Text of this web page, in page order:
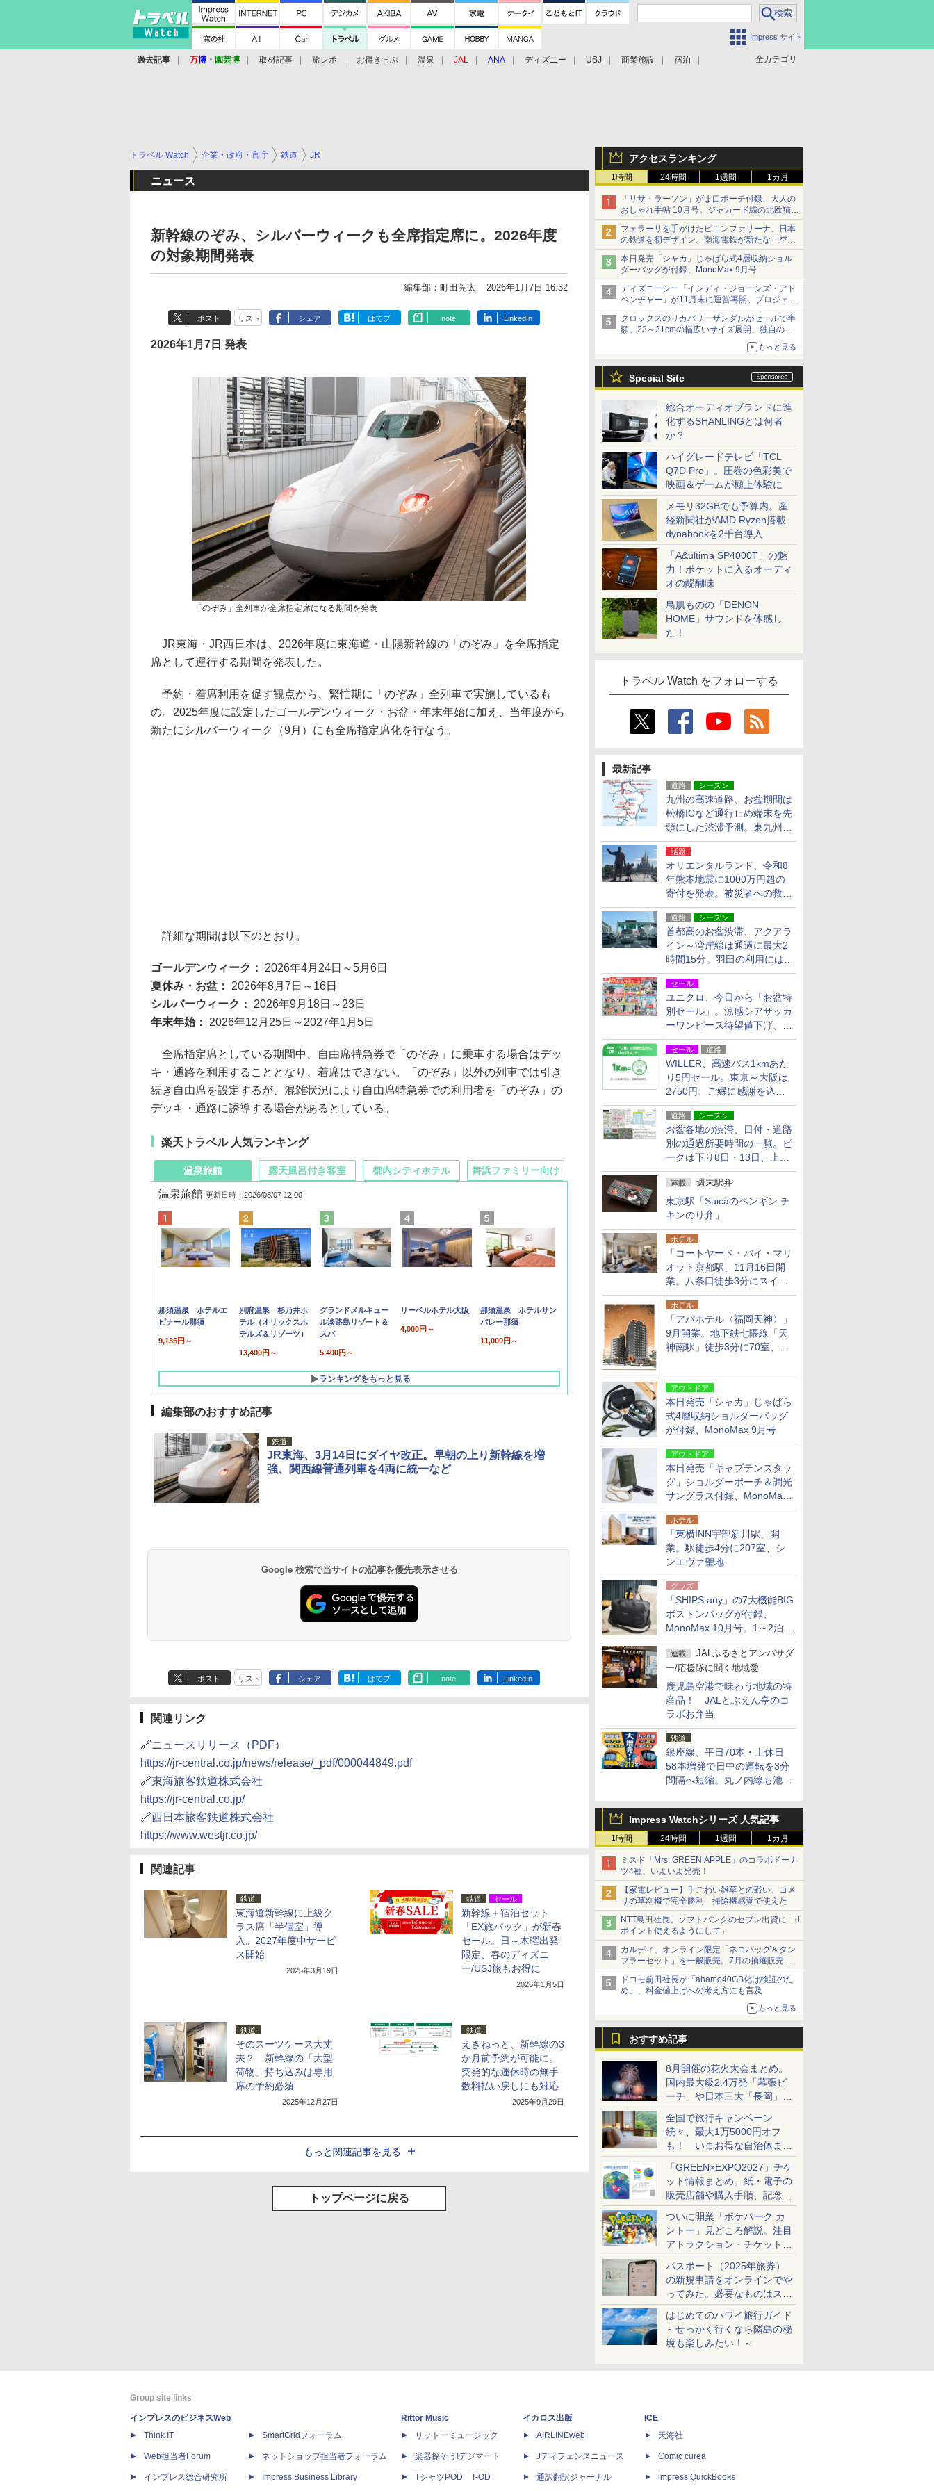
Impress サイト
全カテゴリ
過去記事 万博 ・ 園芸博 取材記事 旅レポ お得きっぷ 温泉 JAL ANA ディズニー USJ 商業施設 宿泊
アクセスランキング
1時間 24時間 1週間 1カ月
「リサ・ラーソン」がま口ポーチ付録、大人の
おしゃれ手帖 10月号。ジャカード織の北欧猫デ
ザイン
フェラーリを手がけたピニンファリーナ、日本
の鉄道を初デザイン。南海電鉄が新たな「空港
特急」をなにわ筋線へ導入
本日発売「シャカ」じゃばら式4層収納ショル
ダーバッグが付録、MonoMax 9月号
ディズニーシー「インディ・ジョーンズ・アド
ベンチャー」が11月末に運営再開。プロジェク
ションマッピングを追加、DPAは1500円
クロックスのリカバリーサンダルがセールで半
額。23～31cmの幅広いサイズ展開、独自のク
もっと見る
Special Site
総合オーディオブランドに進
化するSHANLINGとは何者
か？
ハイグレードテレビ「TCL
Q7D Pro」。圧巻の色彩美で
映画＆ゲームが極上体験に
メモリ32GBでも予算内。産
経新聞社がAMD Ryzen搭載
dynabookを2千台導入
「A&ultima SP4000T」の魅
力！ポケットに入るオーディ
オの醍醐味
鳥肌ものの「DENON
HOME」サウンドを体感し
た！
トラベル Watch をフォローする
最新記事
道路 シーズン
九州の高速道路、お盆期間は
松橋ICなど通行止め端末を先
頭にした渋滞予測。東九州道
への迂回は料金調整を実施
話題
オリエンタルランド、令和8
年熊本地震に1000万円超の
寄付を発表。被災者への救援
活動・復旧支援
道路 シーズン
首都高のお盆渋滞、アクアラ
イン～湾岸線は通過に最大2
時間15分。羽田の利用には
「空港西出口」の利用検討を
セール
ユニクロ、今日から「お盆特
別セール」。涼感シアサッカ
ーワンピース待望値下げ、撥
水ギアショーツは1990円に
セール 道路
WILLER、高速バス1kmあた
り5円セール。東京～大阪は
2750円、ご縁に感謝を込め
た20周年記念キャンペーン
道路 シーズン
お盆各地の渋滞、日付・道路
別の通過所要時間の一覧。ピ
ークは下り8日・13日、上り
14日・15日
連載 週末駅弁
東京駅「Suicaのペンギン チ
キンのり弁」
ホテル
「コートヤード・バイ・マリ
オット京都駅」11月16日開
業。八条口徒歩3分にスイー
ト含む全270室、ダイニング
も併設
ホテル
「アパホテル〈福岡天神〉」
9月開業。地下鉄七隈線「天
神南駅」徒歩3分に70室、エ
アウトドア
本日発売「シャカ」じゃばら
式4層収納ショルダーバッグ
が付録、MonoMax 9月号
アウトドア
本日発売「キャプテンスタッ
グ」ショルダーポーチ＆調光
サングラス付録、MonoMax
9月号増刊
ホテル
「東横INN宇部新川駅」開
業。駅徒歩4分に207室、シ
ンエヴァ聖地
グッズ
「SHIPS any」の7大機能BIG
ボストンバッグが付録、
MonoMax 10月号。1～2泊の
荷物、キャリーオンも可能
連載
JALふるさとアンバサダ
ー/応援隊に聞く地域愛
鹿児島空港で味わう地域の特
産品！ JALとぶえん亭のコ
ラボお弁当
鉄道
銀座線、平日70本・土休日
58本増発で日中の運転を3分
間隔へ短縮。丸ノ内線も池袋
Impress Watchシリーズ 人気記事
1時間 24時間 1週間 1カ月
ミスド「Mrs. GREEN APPLE」のコラボドーナ
ツ4種、いよいよ発売！
【家電レビュー】手ごわい雑草との戦い、コメ
リの草刈機で完全勝利 掃除機感覚で使えた
NTT島田社長、ソフトバンクのセブン出資に「d
ポイント使えるようにして」
カルディ、オンライン限定「ネコバッグ＆タン
ブラーセット」を一般販売。7月の抽選販売の
当選無効分
ドコモ前田社長が「ahamo40GB化は検証のた
め」、料金値上げへの考え方にも言及
もっと見る
おすすめ記事
8月開催の花火大会まとめ。
国内最大級2.4万発「幕張ビ
ーチ」や日本三大「長岡」な
ど大型イベント目白押し！
全国で旅行キャンペーン
続々、最大1万5000円オフ
も！ いまお得な自治体まと
め
「GREEN×EXPO2027」チケ
ット情報まとめ。紙・電子の
販売店舗や購入手順、記念チ
ケットも解説
ついに開業「ポケパーク カ
ントー」見どころ解説。注目
アトラクション・チケット手
配・来場前に必要な準備は？
パスポート（2025年旅券）
の新規申請をオンラインでや
ってみた。必要なものはスマ
ホとマイナカードのみ
はじめてのハワイ旅行ガイド
～せっかく行くなら隣島の秘
境も楽しみたい！～
トラベル Watch 企業・政府・官庁 鉄道 JR
ニュース
新幹線のぞみ、シルバーウィークも全席指定席に。2026年度
の対象期間発表
編集部：町田莞太 2026年1月7日 16:32
ポスト リスト シェア はてブ note LinkedIn
2026年1月7日 発表
「のぞみ」全列車が全席指定席になる期間を発表
JR東海・JR西日本は、2026年度に東海道・山陽新幹線の「のぞみ」を全席指定
席として運行する期間を発表した。
予約・着席利用を促す観点から、繁忙期に「のぞみ」全列車で実施しているも
の。2025年度に設定したゴールデンウィーク・お盆・年末年始に加え、当年度から
新たにシルバーウィーク（9月）にも全席指定席化を行なう。
詳細な期間は以下のとおり。
ゴールデンウィーク： 2026年4月24日～5月6日
夏休み・お盆： 2026年8月7日～16日
シルバーウィーク： 2026年9月18日～23日
年末年始： 2026年12月25日～2027年1月5日
全席指定席としている期間中、自由席特急券で「のぞみ」に乗車する場合はデッ
キ・通路を利用することとなり、着席はできない。「のぞみ」以外の列車では引き
続き自由席を設定するが、混雑状況により自由席特急券での利用者を「のぞみ」の
デッキ・通路に誘導する場合があるとしている。
楽天トラベル 人気ランキング
温泉旅館
温泉旅館 更新日時：2026/08/07 12:00
那須温泉 ホテルエ
ピナール那須
9,135円～
別府温泉 杉乃井ホ
テル（オリックスホ
テルズ＆リゾーツ）
13,400円～
グランドメルキュー
ル淡路島リゾート＆
スパ
5,400円～
リーベルホテル大阪
4,000円～
那須温泉 ホテルサン
バレー那須
11,000円～
ランキングをもっと見る
露天風呂付き客室
10,450円～
19,541円～
都内シティホテル 舞浜ファミリー向け
7,950円～
5,758円～
編集部のおすすめ記事
鉄道
JR東海、3月14日にダイヤ改正。早朝の上り新幹線を増
強、関西線普通列車を4両に統一など
Google 検索で当サイトの記事を優先表示させる
ポスト リスト シェア はてブ note LinkedIn
関連リンク
🔗ニュースリリース（PDF）
https://jr-central.co.jp/news/release/_pdf/000044849.pdf
🔗東海旅客鉄道株式会社
https://jr-central.co.jp/
🔗西日本旅客鉄道株式会社
https://www.westjr.co.jp/
関連記事
鉄道
東海道新幹線に上級ク
ラス席「半個室」導
入。2027年度中サービ
ス開始
2025年3月19日
鉄道 セール
新幹線＋宿泊セット
「EX旅パック」が新春
セール。日～木曜出発
限定、春のディズニ
ー/USJ旅もお得に
2026年1月5日
鉄道
そのスーツケース大丈
夫？ 新幹線の「大型
荷物」持ち込みは専用
席の予約必須
2025年12月27日
鉄道
えきねっと、新幹線の3
か月前予約が可能に。
突発的な運休時の無手
数料払い戻しにも対応
2025年9月29日
もっと関連記事を見る
トップページに戻る
Group site links
インプレスのビジネスWeb
Think IT
Web担当者Forum
インプレス総合研究所
SmartGridフォーラム
ネットショップ担当者フォーラム
Impress Business Library
Rittor Music
リットーミュージック
楽器探そう!デジマート
TシャツPOD T-OD
イカロス出版
AIRLINEweb
Jディフェンスニュース
通訳翻訳ジャーナル
ICE
天海社
Comic curea
impress QuickBooks